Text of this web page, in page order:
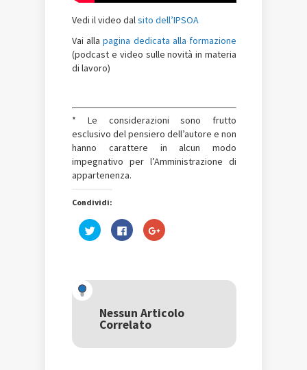
Vedi il video dalsito dell’IPSOA
Vai allapagina dedicata alla formazione
(podcast e video sulle novità in materia
di lavoro)
* Le considerazioni sono frutto
esclusivo del pensiero dell’autore e non
hanno carattere in alcun modo
impegnativo per l’Amministrazione di
appartenenza.
Condividi:
Fai
clic
una
nuova
finestra)
Fai
clic
nuova
finestra)
Fai
clic
una
nuova
Nessun Articolo
Correlato